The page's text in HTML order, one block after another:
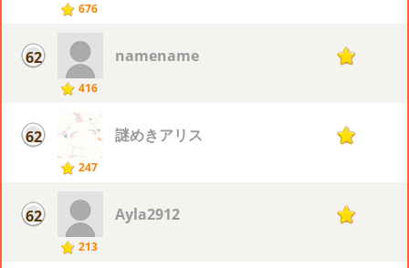
676
62
416
namename 12
62
247
謎めきアリス 12
62
213
Ayla2912 12